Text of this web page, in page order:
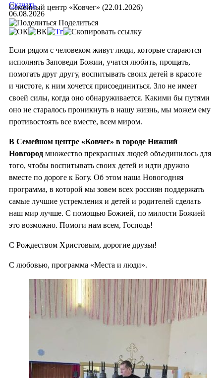
Семейный центр «Ковчег» (22.01.2026)
Скачать
06.08.2026
Поделиться
Если рядом с человеком живут люди, которые стараются
исполнять Заповеди Божии, учатся любить, прощать,
помогать друг другу, воспитывать своих детей в красоте
и чистоте, к ним хочется присоединиться. Зло не имеет
своей силы, когда оно обнаруживается. Какими бы путями
оно не старалось проникнуть в нашу жизнь, мы можем ему
противостоять все вместе, всем миром.
В Семейном центре «Ковчег» в городе Нижний
Новгород множество прекрасных людей объединилось для
того, чтобы воспитывать своих детей и идти дружно
вместе по дороге к Богу. Об этом наша Новогодняя
программа, в которой мы зовем всех россиян поддержать
самые лучшие устремления и детей и родителей сделать
наш мир лучше. С помощью Божией, по милости Божией
это возможно. Помоги нам всем, Господь!
С Рождеством Христовым, дорогие друзья!
С любовью, программа «Места и люди».